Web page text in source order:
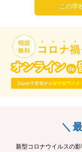
この学
＼
新型コロナウイルスの